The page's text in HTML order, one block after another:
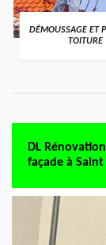
DÉMOUSSAGE ET
TOITURE
DL
façade à